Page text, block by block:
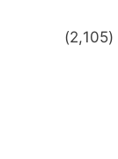
(2,105)